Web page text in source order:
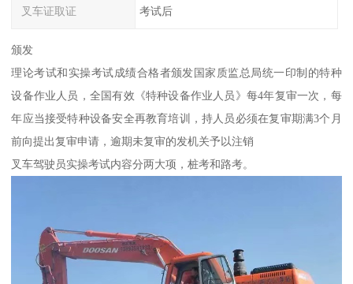
叉车证取证 考试后
颁发
理论考试和实操考试成绩合格者颁发国家质监总局统一印制的特种
设备作业人员，全国有效《特种设备作业人员》每4年复审一次，每
年应当接受特种设备安全再教育培训，持人员必须在复审期满3个月
前向提出复审申请，逾期未复审的发机关予以注销
叉车驾驶员实操考试内容分两大项，桩考和路考。